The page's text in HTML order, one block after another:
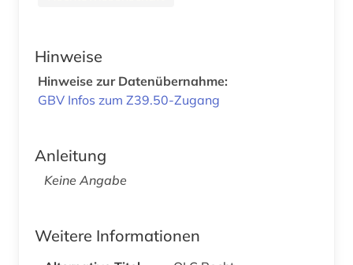
Hinweise
Hinweise zur Datenübernahme:
GBV Infos zum Z39.50-Zugang
Anleitung
Keine Angabe
Weitere Informationen